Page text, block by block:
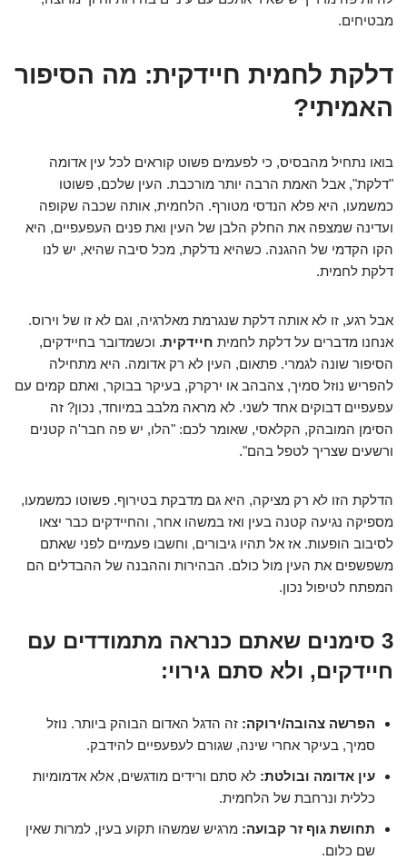
מבטיחים.
דלקת לחמית חיידקית: מה הסיפור
האמיתי?
בואו נתחיל מהבסיס, כי לפעמים פשוט קוראים לכל עין אדומה
"דלקת", אבל האמת הרבה יותר מורכבת. העין שלכם, פשוטו
כמשמעו, היא פלא הנדסי מטורף. הלחמית, אותה שכבה שקופה
ועדינה שמצפה את החלק הלבן של העין ואת פנים העפעפיים, היא
הקו הקדמי של ההגנה. כשהיא נדלקת, מכל סיבה שהיא, יש לנו
דלקת לחמית.
אבל רגע, זו לא אותה דלקת שנגרמת מאלרגיה, וגם לא זו של וירוס.
אנחנו מדברים על דלקת לחמית חיידקית. וכשמדובר בחיידקים,
הסיפור שונה לגמרי. פתאום, העין לא רק אדומה. היא מתחילה
להפריש נוזל סמיך, צהבהב או ירקרק, בעיקר בבוקר, ואתם קמים עם
עפעפיים דבוקים אחד לשני. לא מראה מלבב במיוחד, נכון? זה
הסימן המובהק, הקלאסי, שאומר לכם: "הלו, יש פה חבר'ה קטנים
ורשעים שצריך לטפל בהם".
הדלקת הזו לא רק מציקה, היא גם מדבקת בטירוף. פשוטו כמשמעו,
מספיקה נגיעה קטנה בעין ואז במשהו אחר, והחיידקים כבר יצאו
לסיבוב הופעות. אז אל תהיו גיבורים, וחשבו פעמיים לפני שאתם
משפשפים את העין מול כולם. הבהירות וההבנה של ההבדלים הם
המפתח לטיפול נכון.
3 סימנים שאתם כנראה מתמודדים עם
חיידקים, ולא סתם גירוי:
הפרשה צהובה/ירוקה: זה הדגל האדום הבוהק ביותר. נוזל
סמיך, בעיקר אחרי שינה, שגורם לעפעפיים להידבק.
עין אדומה ובולטת: לא סתם ורידים מודגשים, אלא אדמומיות
כללית ונרחבת של הלחמית.
תחושת גוף זר קבועה: מרגיש שמשהו תקוע בעין, למרות שאין
שם כלום.